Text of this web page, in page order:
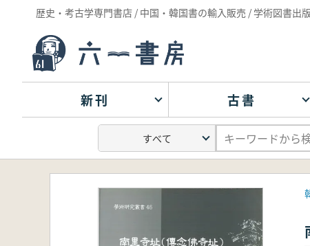
歴史・考古学専門書店 / 中国・韓国書の輸入販売 / 学術図書出
新刊 古書